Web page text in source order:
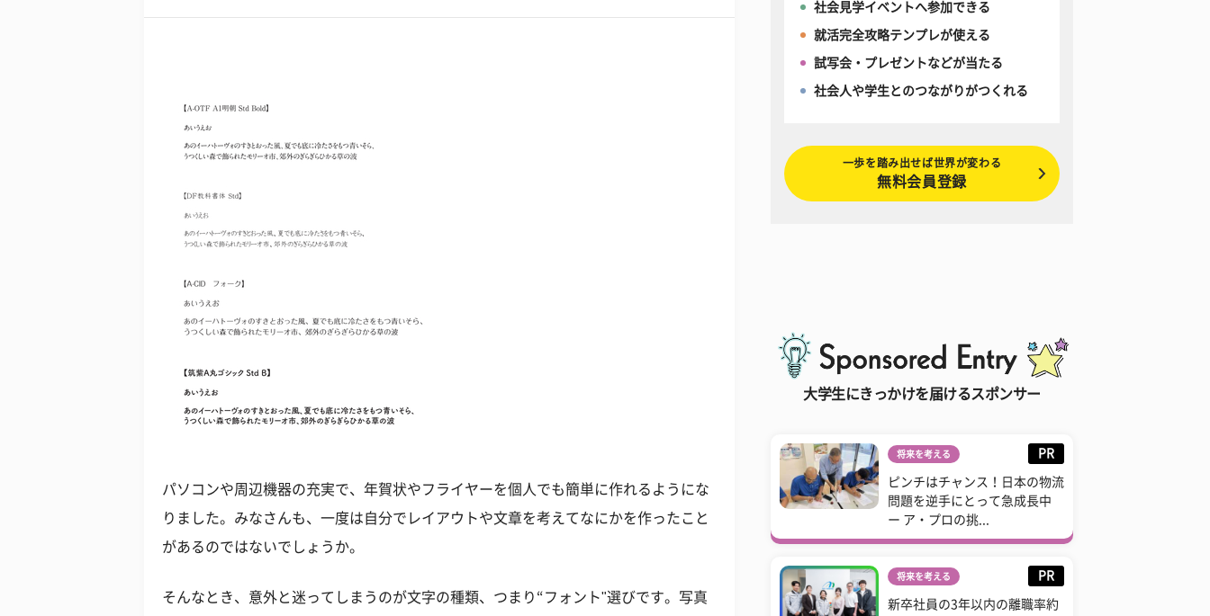
パソコンや周辺機器の充実で、年賀状やフライヤーを個人でも簡単に作れるようにな
りました。みなさんも、一度は自分でレイアウトや文章を考えてなにかを作ったこと
があるのではないでしょうか。
そんなとき、意外と迷ってしまうのが文字の種類、つまり“フォント"選びです。写真
社会見学イベントへ参加できる
就活完全攻略テンプレが使える
試写会・プレゼントなどが当たる
社会人や学生とのつながりがつくれる
一歩を踏み出せば世界が変わる
無料会員登録
大学生にきっかけを届けるスポンサー
将来を考える PR
ピンチはチャンス！日本の物流
問題を逆手にとって急成長中
ー ア・プロの挑...
将来を考える PR
新卒社員の3年以内の離職率約